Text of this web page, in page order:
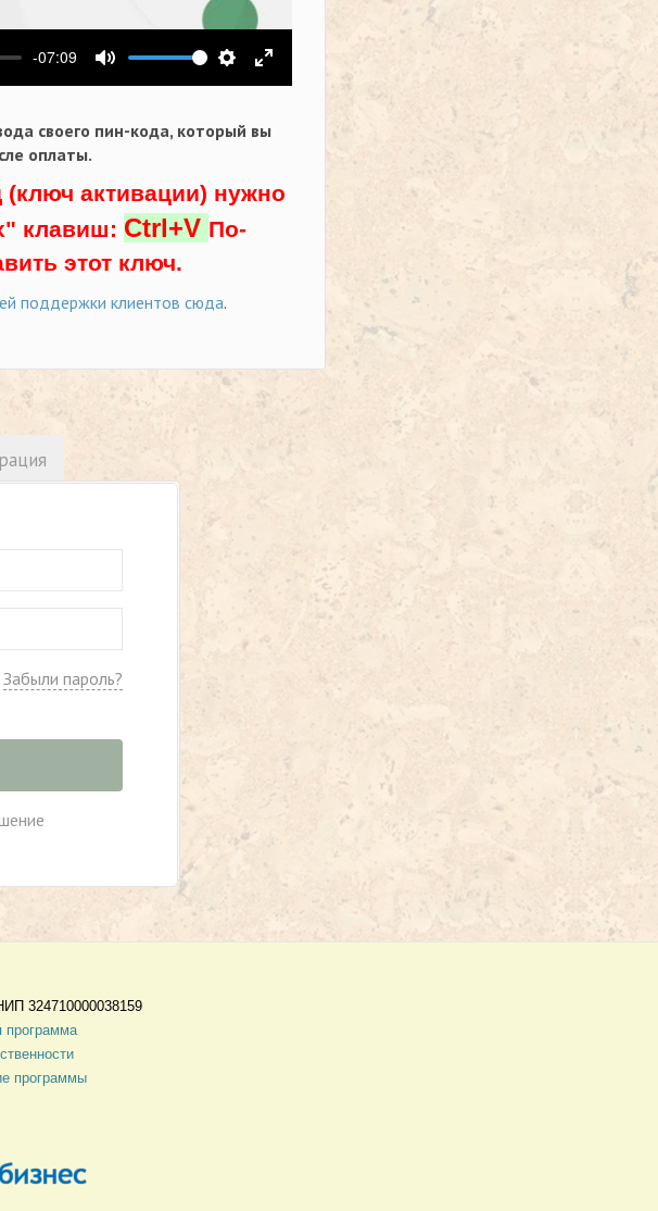
-07:09
Выключить звукНастройки
На весь экран
своего пин-кода, который вы
оплаты.
(ключ активации) нужно
клавиш: Ctrl+V По-
этот ключ.
поддержки клиентов сюда.
Забыли пароль?
324710000038159
программа
программы